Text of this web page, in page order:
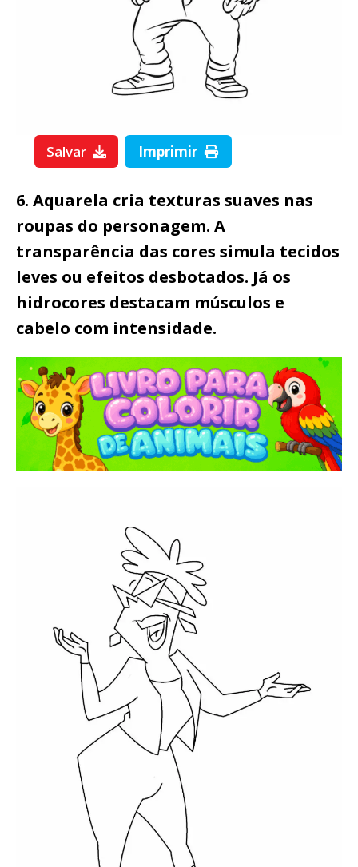
Salvar Imprimir
6. Aquarela cria texturas suaves nas
roupas do personagem. A
transparência das cores simula tecidos
leves ou efeitos desbotados. Já os
hidrocores destacam músculos e
cabelo com intensidade.